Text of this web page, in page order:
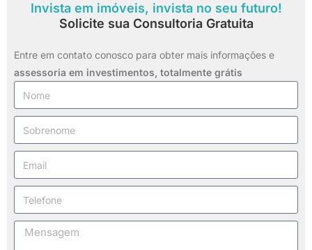
Invista em imóveis, invista no seu futuro!
Solicite sua Consultoria Gratuita
Entre em contato conosco para obter mais informações e
assessoria em investimentos, totalmente grátis